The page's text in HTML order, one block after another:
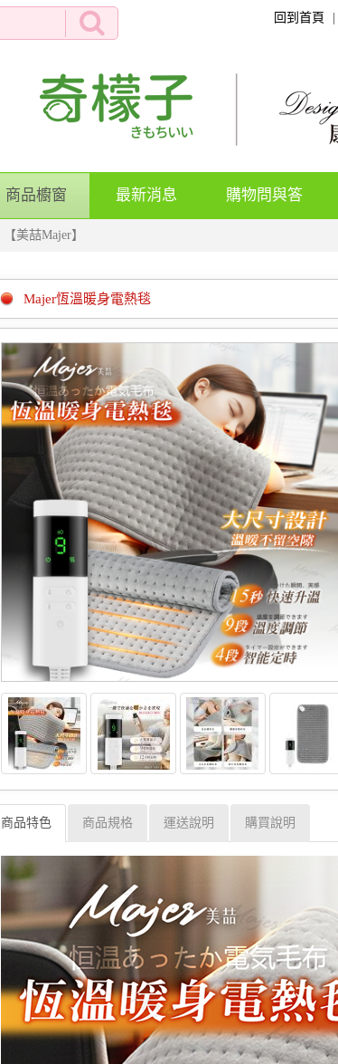
回到首頁
商品櫥窗(current)最新消息 購物問與答
【美喆Majer】
Majer恆溫暖身電熱毯
商品特色 商品規格 運送說明 購買說明